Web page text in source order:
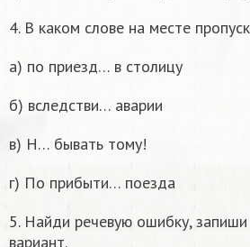
4. В каком слове на месте
а) по приезд… в столицу
б) вследстви… аварии
в) Н… бывать тому!
г) По прибыти… поезда
5. Найди речевую ошибку, запиши
вариант.